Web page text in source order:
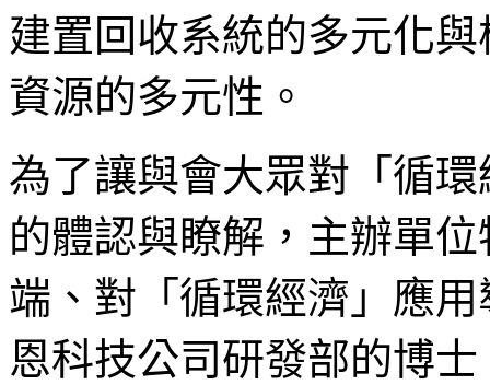
建置回收系統的多元化
資源的多元性。
為了讓與會大眾對「循
的體認與瞭解，主辦單
端、對「循環經濟」應
恩科技公司研發部的博